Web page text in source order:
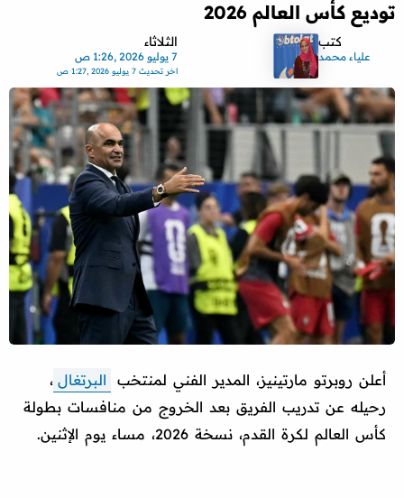
توديع كأس العالم 2026
كتب
علياء محمد
الثلاثاء
7 يوليو 2026 ,1:26 ص
اخر تحديث7 يوليو 2026 ,1:27 ص
أعلن روبرتو مارتينيز، المدير الفني لمنتخب البرتغال ،
رحيله عن تدريب الفريق بعد الخروج من منافسات بطولة
كأس العالم لكرة القدم، نسخة 2026، مساء يوم الإثنين.